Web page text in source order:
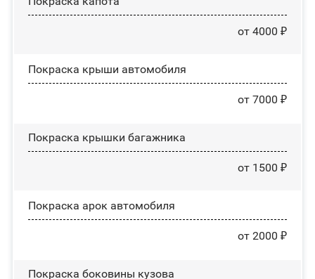
от 4000 ₽
Покраска крыши автомобиля
от 7000 ₽
Покраска крышки багажника
от 1500 ₽
Покраска арок автомобиля
от 2000 ₽
Покраска боковины кузова